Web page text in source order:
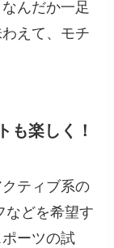
んだか一足
えて、モチ
も楽しく！
ティブ系の
などを希望す
ーツの試